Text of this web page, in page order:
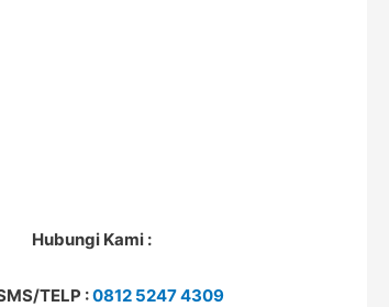
Hubungi Kami :
TELP :0812 5247 4309